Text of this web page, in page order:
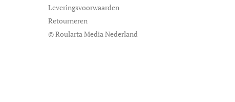
Leveringsvoorwaarden
Retourneren
© Roularta Media Nederland